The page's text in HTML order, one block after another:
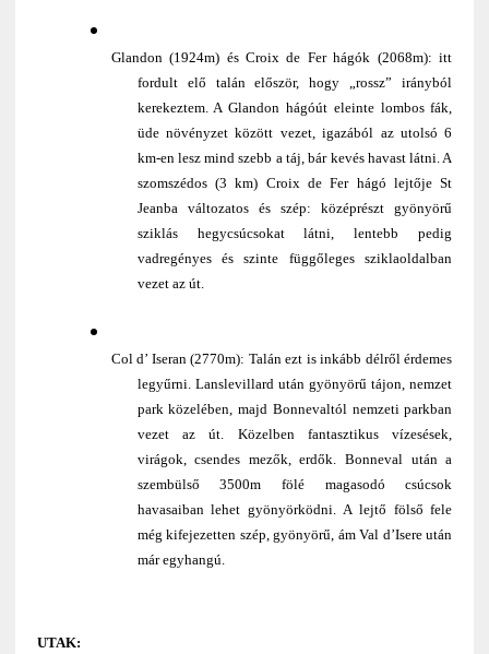
Glandon (1924m) és Croix de Fer hágók (2068m): itt
fordult elő talán először, hogy „rossz” irányból
kerekeztem. A Glandon hágóút eleinte lombos fák,
üde növényzet között vezet, igazából az utolsó 6
km-en lesz mind szebb a táj, bár kevés havast látni. A
szomszédos (3 km) Croix de Fer hágó lejtője St
Jeanba változatos és szép: középrészt gyönyörű
sziklás hegycsúcsokat látni, lentebb pedig
vadregényes és szinte függőleges sziklaoldalban
vezet az út.
Col d’ Iseran (2770m): Talán ezt is inkább délről érdemes
legyűrni. Lanslevillard után gyönyörű tájon, nemzet
park közelében, majd Bonnevaltól nemzeti parkban
vezet az út. Közelben fantasztikus vízesések,
virágok, csendes mezők, erdők. Bonneval után a
szembülső 3500m fölé magasodó csúcsok
havasaiban lehet gyönyörködni. A lejtő fölső fele
még kifejezetten szép, gyönyörű, ám Val d’Isere után
már egyhangú.
UTAK: